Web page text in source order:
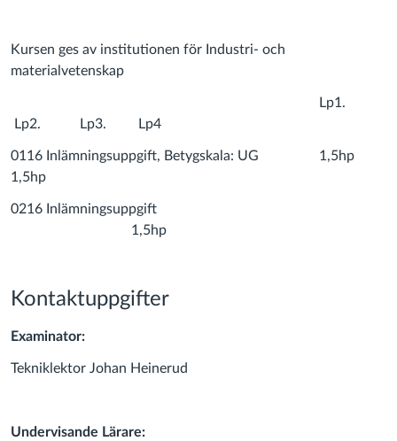
Kursen ges av institutionen för Industri- och
materialvetenskap
Lp1.
Lp2. Lp3. Lp4
0116 Inlämningsuppgift, Betygskala: UG 1,5hp
1,5hp
0216 Inlämningsuppgift
1,5hp
Kontaktuppgifter
Examinator:
Tekniklektor Johan Heinerud
Undervisande Lärare: